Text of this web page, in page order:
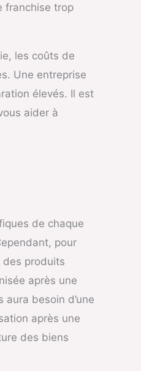
franchise trop
les coûts de
Une entreprise
élevés. Il est
aider à
de chaque
pour
des produits
après une
besoin d’une
après une
des biens